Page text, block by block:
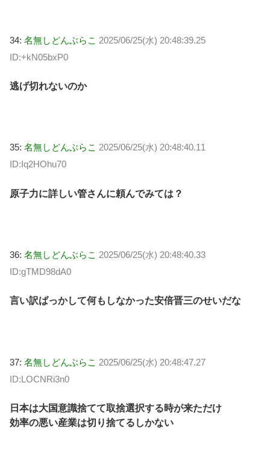
34: 名無しどんぶらこ 2025/06/25(水) 20:48:39.25
ID:+kN05bxP0
逃げ切れないのか
35: 名無しどんぶらこ 2025/06/25(水) 20:48:40.11
ID:Iq2HOhu70
原子力に詳しい管さんに頼んでみては？
36: 名無しどんぶらこ 2025/06/25(水) 20:48:40.33
ID:gTMD98dA0
言い訳ばっかして何もしなかった安倍晋三のせいだな
37: 名無しどんぶらこ 2025/06/25(水) 20:48:47.27
ID:LOCNRi3n0
日本は大国意識捨てて取捨選択する時が来ただけ
効率の悪い産業は切り捨てるしかない